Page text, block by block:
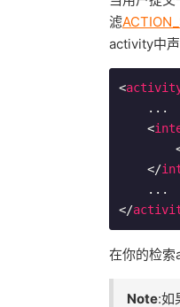
滤
activity中
<
<
</
</
在你的检
Note:如